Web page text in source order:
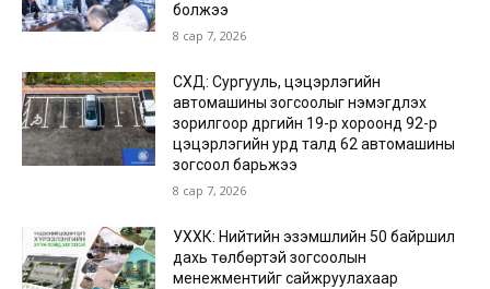
болжээ
8 сар 7, 2026
СХД: Сургууль, цэцэрлэгийн
автомашины зогсоолыг нэмэгдүүлэх
зорилгоор дүүргийн 19-р хороонд 92-р
цэцэрлэгийн урд талд 62 автомашины
зогсоол барьжээ
8 сар 7, 2026
УХХК: Нийтийн эзэмшлийн 50 байршил
дахь төлбөртэй зогсоолын
менежментийг сайжруулахаар